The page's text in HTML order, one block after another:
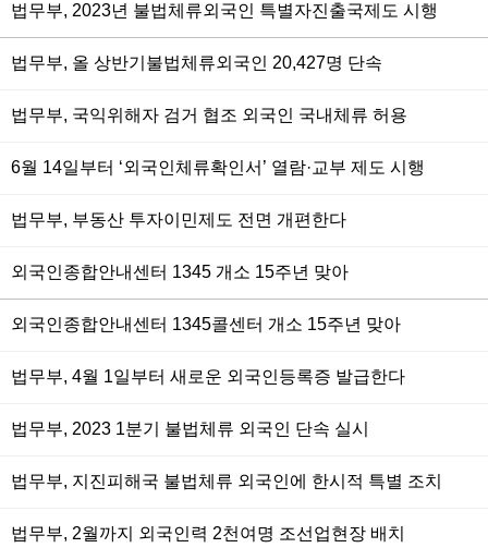
법무부, 2023년 불법체류외국인 특별자진출국제도 시행
법무부, 올 상반기불법체류외국인 20,427명 단속
법무부, 국익위해자 검거 협조 외국인 국내체류 허용
6월 14일부터 ‘외국인체류확인서’ 열람·교부 제도 시행
법무부, 부동산 투자이민제도 전면 개편한다
외국인종합안내센터 1345 개소 15주년 맞아
외국인종합안내센터 1345콜센터 개소 15주년 맞아
법무부, 4월 1일부터 새로운 외국인등록증 발급한다
법무부, 2023 1분기 불법체류 외국인 단속 실시
법무부, 지진피해국 불법체류 외국인에 한시적 특별 조치
법무부, 2월까지 외국인력 2천여명 조선업현장 배치